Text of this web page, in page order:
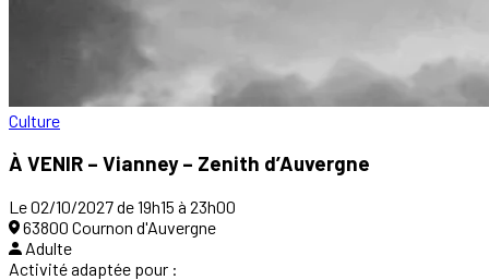
Culture
À VENIR – Vianney – Zenith d’Auvergne
Le 02/10/2027 de 19h15 à 23h00
63800 Cournon d'Auvergne
Adulte
Activité adaptée pour :